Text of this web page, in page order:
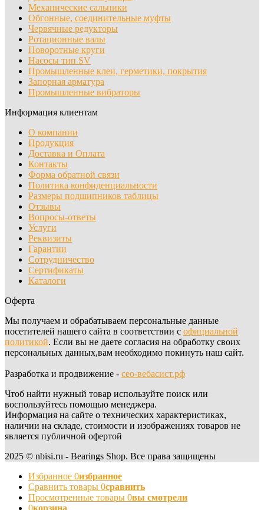
Механические сальники
Обгонные, соединительные муфты
Червячные редукторы
Ротационные валы
Поворотные круги
Насосы тип SV
Промышленные клеи, герметики, покрытия
Запорная арматура
Промышленные вибраторы
Информация клиентам
О компании
Продукция
Доставка и Оплата
Контакты
Форма обратной связи
Политика конфиденциальности
Размеры подшипников таблицы
Отзывы
Вопросы-ответы
Услуги
Реквизиты
Гарантии
Сотрудничество
Сертификаты
Каталоги
Оферта
Мы получаем и обрабатываем персональные данные
посетителей нашего сайта в соответствии с официальной
политикой. Если вы не даете согласия на обработку своих
персональных данных,вам необходимо покинуть наш сайт.
Разработка и продвижение - сео-вебасист.рф
Чтоб найти нужный товар используйте поиск или
воспользуйтесь помощью менеджера.
Информация на сайте о технических характеристиках,
наличии на складе, стоимости и изображениях товаров не
является публичной офертой
2025 © nbisi.ru - Bearings Shop. Все права защищены
Избранное 0избранное
Сравнить товары 0сравнить
Просмотренные товары 0вы смотрели
0корзина